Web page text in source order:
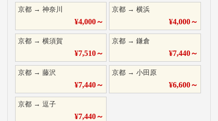
京都 → 神奈川
¥4,000～
京都 →横浜
¥4,000～
京都 → 横須賀
¥7,510～
京都 →鎌倉
¥7,440～
京都 → 藤沢
¥7,440～
京都 →小田原
¥6,600～
京都 → 逗子
¥7,440～